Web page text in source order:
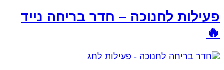
פעילות לחנוכה – חדר בריחה נייד
🔥